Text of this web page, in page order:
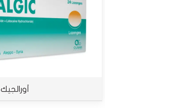
أورالجيك